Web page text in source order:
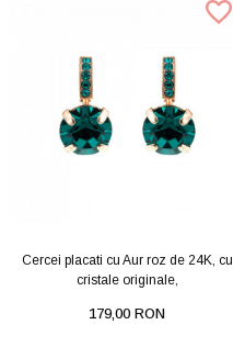
Cercei placati cu Aur roz de 24K, cu
cristale originale,
179,00 RON